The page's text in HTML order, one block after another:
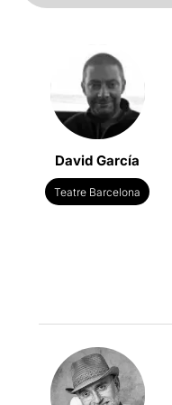
David García
Teatre Barcelona